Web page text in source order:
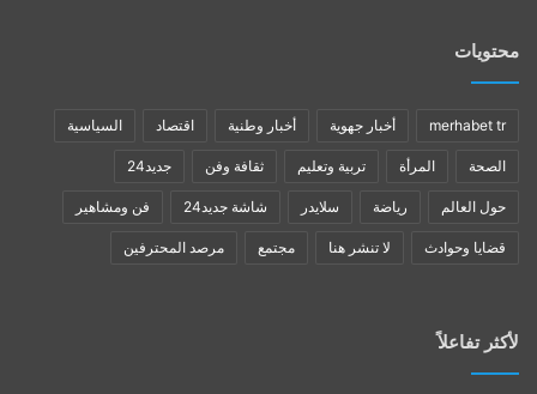
محتويات
merhabet tr أخبار جهوية أخبار وطنية اقتصاد السياسية
الصحة المرأة تربية وتعليم ثقافة وفن جديد24
حول العالم رياضة سلايدر شاشة جديد24 فن ومشاهير
قضايا وحوادث لا تنشر هنا مجتمع مرصد المحترفين
لأكثر تفاعلاً